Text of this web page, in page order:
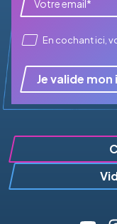
En cochant ici,
Je valide